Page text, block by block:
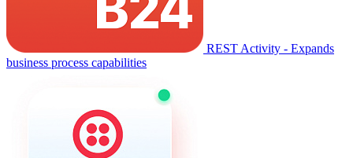
REST Activity - Expands
business process capabilities